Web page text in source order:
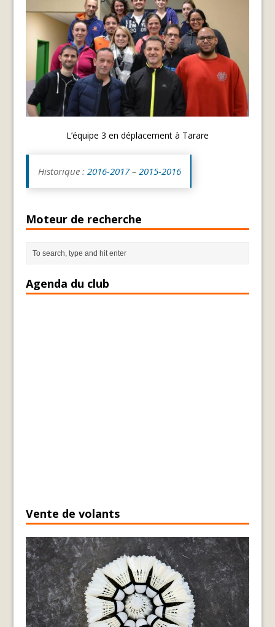
L’équipe 3 en déplacement à Tarare
Historique :2016-2017–2015-2016
Moteur de recherche
Agenda du club
Vente de volants